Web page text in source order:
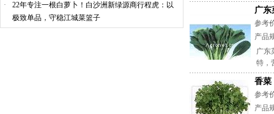
·
22年专注一根白萝卜！白沙洲新绿源商行程虎：以
极致单品，守稳江城菜篮子
广东
参考
产品
广东
特，
香菜
参考
产品